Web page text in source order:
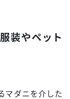
装やペット
マダニを介した